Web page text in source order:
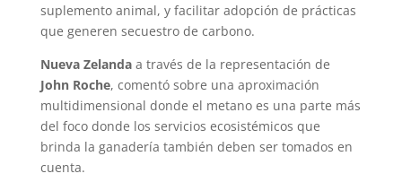
suplemento animal, y facilitar adopción de prácticas
que generen secuestro de carbono.
Nueva Zelandaa través de la representación de
John Roche, comentó sobre una aproximación
multidimensional donde el metano es una parte más
del foco donde los servicios ecosistémicos que
brinda la ganadería también deben ser tomados en
cuenta.